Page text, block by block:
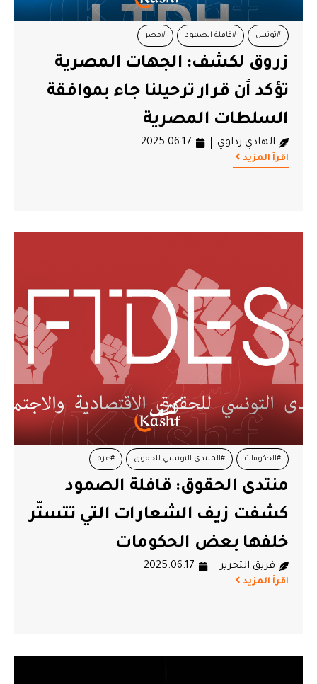
#تونس #قافلة الصمود #مصر
زروق لكشف: الجهات المصرية
تؤكد أن قرار ترحيلنا جاء بموافقة
السلطات المصرية
الهادي رداوي 2025.06.17
اقرأ المزيد
#الحكومات #المنتدى التونسي للحقوق #غزة
#قافلة الصمود
منتدى الحقوق: قافلة الصمود
كشفت زيف الشعارات التي تتستّر
خلفها بعض الحكومات
فريق التحرير 2025.06.17
اقرأ المزيد